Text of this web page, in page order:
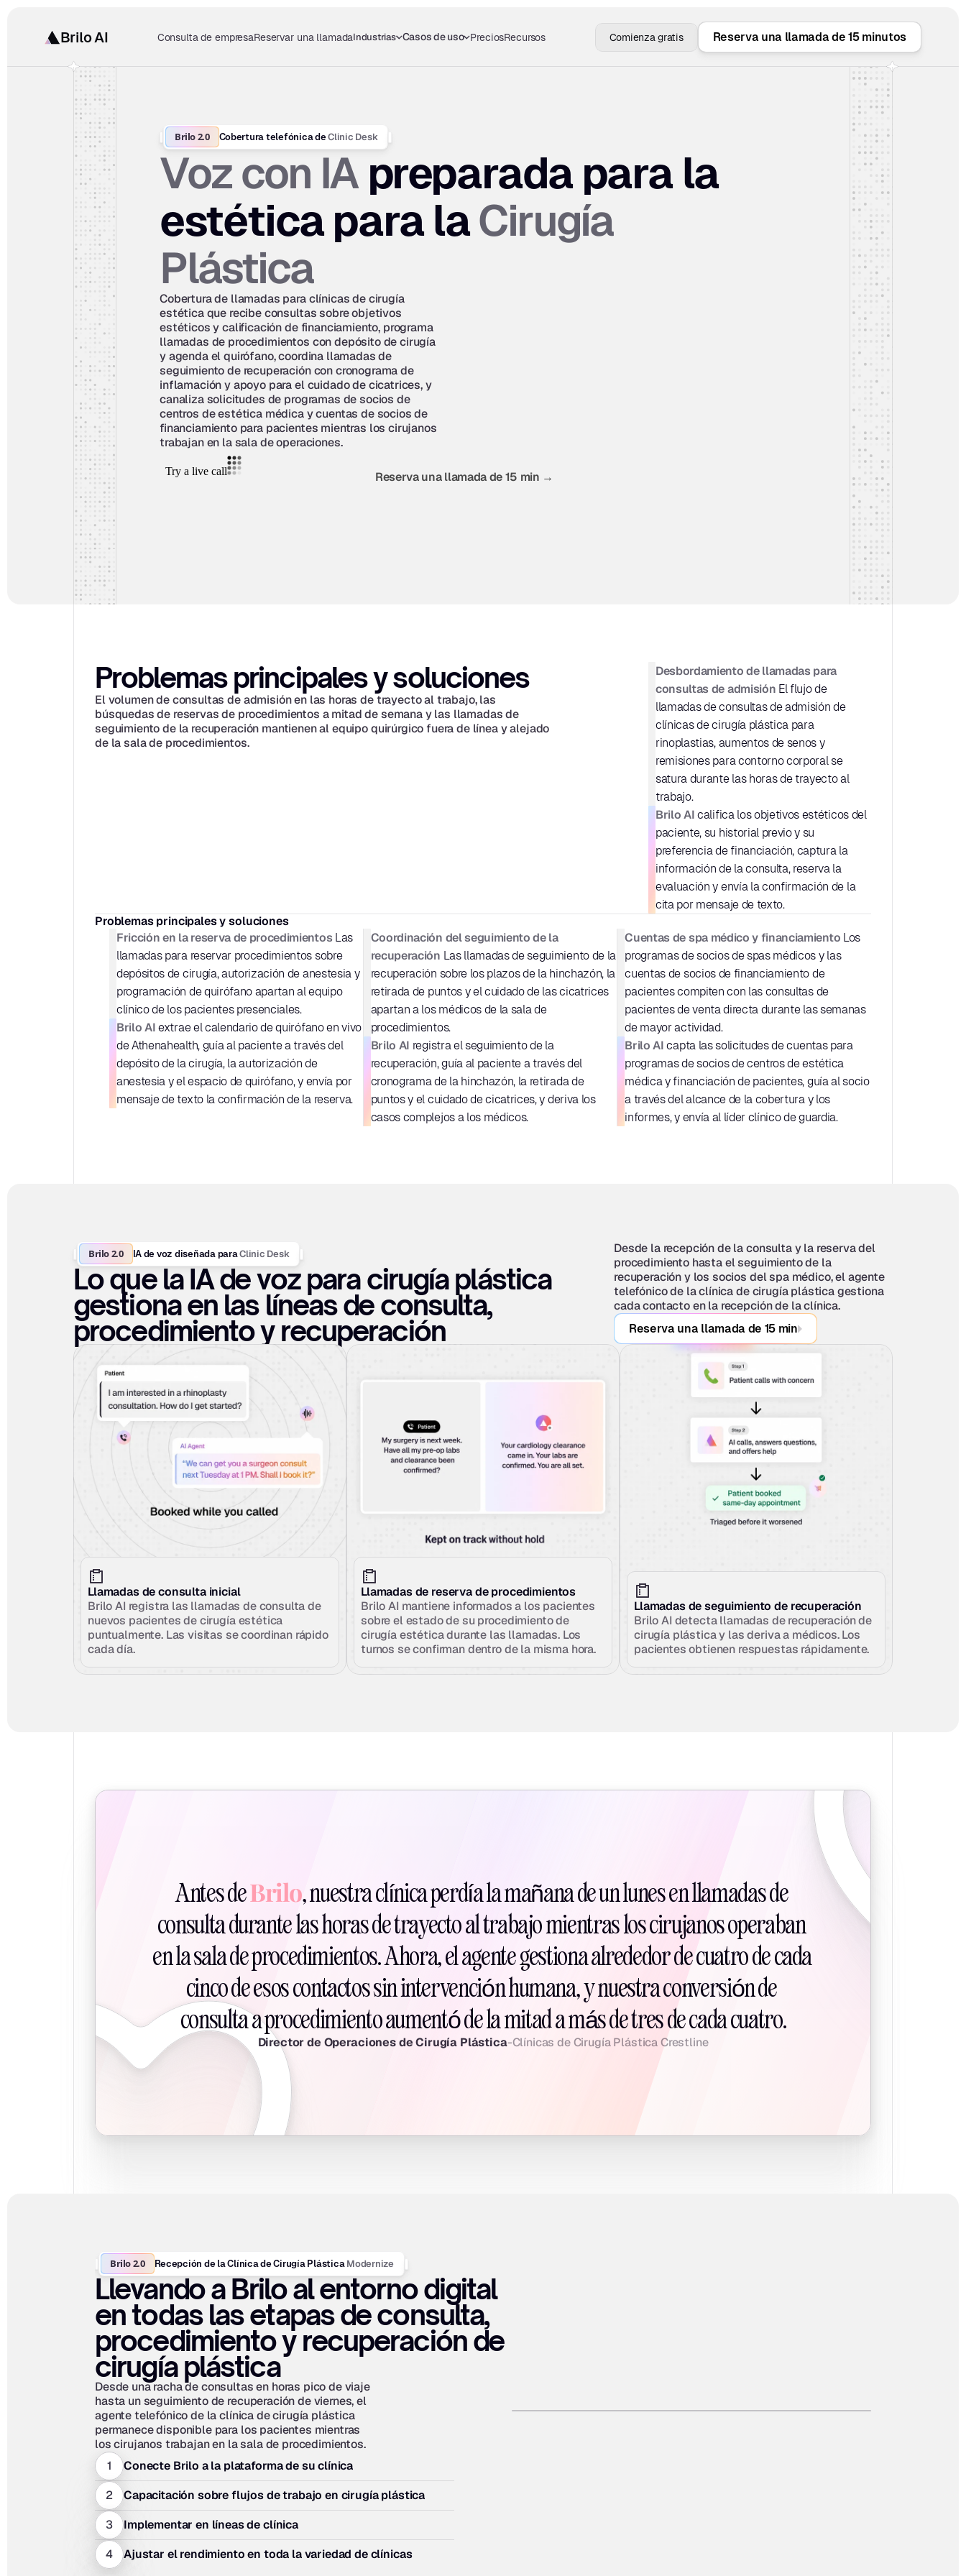
Brilo AI Consulta de empresaReservar una llamadaIndustrias Casos de uso PreciosRecursos Comienza gratis Reserva una llamada de 15 minutos
Brilo 2.0 Cobertura telefónica de Clinic Desk
Voz con IA preparada para la
estética para la Cirugía
Plástica
Cobertura de llamadas para clínicas de cirugía
estética que recibe consultas sobre objetivos
estéticos y calificación de financiamiento, programa
llamadas de procedimientos con depósito de cirugía
y agenda el quirófano, coordina llamadas de
seguimiento de recuperación con cronograma de
inflamación y apoyo para el cuidado de cicatrices, y
canaliza solicitudes de programas de socios de
centros de estética médica y cuentas de socios de
financiamiento para pacientes mientras los cirujanos
trabajan en la sala de operaciones.
Reserva una llamada de 15 min →
Problemas principales y soluciones
El volumen de consultas de admisión en las horas de trayecto al trabajo, las
búsquedas de reservas de procedimientos a mitad de semana y las llamadas de
seguimiento de la recuperación mantienen al equipo quirúrgico fuera de línea y alejado
de la sala de procedimientos.
Desbordamiento de llamadas para
consultas de admisión El flujo de
llamadas de consultas de admisión de
clínicas de cirugía plástica para
rinoplastias, aumentos de senos y
remisiones para contorno corporal se
satura durante las horas de trayecto al
trabajo.
Brilo AI califica los objetivos estéticos del
paciente, su historial previo y su
preferencia de financiación, captura la
información de la consulta, reserva la
evaluación y envía la confirmación de la
cita por mensaje de texto.
Problemas principales y soluciones
Fricción en la reserva de procedimientos Las
llamadas para reservar procedimientos sobre
depósitos de cirugía, autorización de anestesia y
programación de quirófano apartan al equipo
clínico de los pacientes presenciales.
Brilo AI extrae el calendario de quirófano en vivo
de Athenahealth, guía al paciente a través del
depósito de la cirugía, la autorización de
anestesia y el espacio de quirófano, y envía por
mensaje de texto la confirmación de la reserva.
Coordinación del seguimiento de la
recuperación Las llamadas de seguimiento de la
recuperación sobre los plazos de la hinchazón, la
retirada de puntos y el cuidado de las cicatrices
apartan a los médicos de la sala de
procedimientos.
Brilo AI registra el seguimiento de la
recuperación, guía al paciente a través del
cronograma de la hinchazón, la retirada de
puntos y el cuidado de cicatrices, y deriva los
casos complejos a los médicos.
Cuentas de spa médico y financiamiento Los
programas de socios de spas médicos y las
cuentas de socios de financiamiento de
pacientes compiten con las consultas de
pacientes de venta directa durante las semanas
de mayor actividad.
Brilo AI capta las solicitudes de cuentas para
programas de socios de centros de estética
médica y financiación de pacientes, guía al socio
a través del alcance de la cobertura y los
informes, y envía al líder clínico de guardia.
Brilo 2.0 IA de voz diseñada para Clinic Desk
Lo que la IA de voz para cirugía plástica
gestiona en las líneas de consulta,
procedimiento y recuperación
Desde la recepción de la consulta y la reserva del
procedimiento hasta el seguimiento de la
recuperación y los socios del spa médico, el agente
telefónico de la clínica de cirugía plástica gestiona
cada contacto en la recepción de la clínica.
Reserva una llamada de 15 min
Llamadas de consulta inicial
Brilo AI registra las llamadas de consulta de
nuevos pacientes de cirugía estética
puntualmente. Las visitas se coordinan rápido
cada día.
Llamadas de reserva de procedimientos
Brilo AI mantiene informados a los pacientes
sobre el estado de su procedimiento de
cirugía estética durante las llamadas. Los
turnos se confirman dentro de la misma hora.
Llamadas de seguimiento de recuperación
Brilo AI detecta llamadas de recuperación de
cirugía plástica y las deriva a médicos. Los
pacientes obtienen respuestas rápidamente.
Antes de Brilo, nuestra clínica perdía la mañana de un lunes en llamadas de
consulta durante las horas de trayecto al trabajo mientras los cirujanos operaban
en la sala de procedimientos. Ahora, el agente gestiona alrededor de cuatro de cada
cinco de esos contactos sin intervención humana, y nuestra conversión de
consulta a procedimiento aumentó de la mitad a más de tres de cada cuatro.
Director de Operaciones de Cirugía Plástica-Clínicas de Cirugía Plástica Crestline
Brilo 2.0 Recepción de la Clínica de Cirugía Plástica Modernize
Llevando a Brilo al entorno digital
en todas las etapas de consulta,
procedimiento y recuperación de
cirugía plástica
Desde una racha de consultas en horas pico de viaje
hasta un seguimiento de recuperación de viernes, el
agente telefónico de la clínica de cirugía plástica
permanece disponible para los pacientes mientras
los cirujanos trabajan en la sala de procedimientos.
1
Conecte Brilo a la plataforma de su clínica
2
Capacitación sobre flujos de trabajo en cirugía plástica
3
Implementar en líneas de clínica
4
Ajustar el rendimiento en toda la variedad de clínicas